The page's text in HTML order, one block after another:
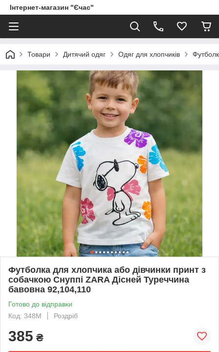
Інтернет-магазин "Єчас"
Товари Дитячий одяг Одяг для хлопчиків
Футболка для хлопчика або дівчинки принт з
собачкою Снуппі ZARA Дісней Туреччина
бавовна 92,104,110
Готово до відправки
Код: 348М
Роздріб
385 ₴